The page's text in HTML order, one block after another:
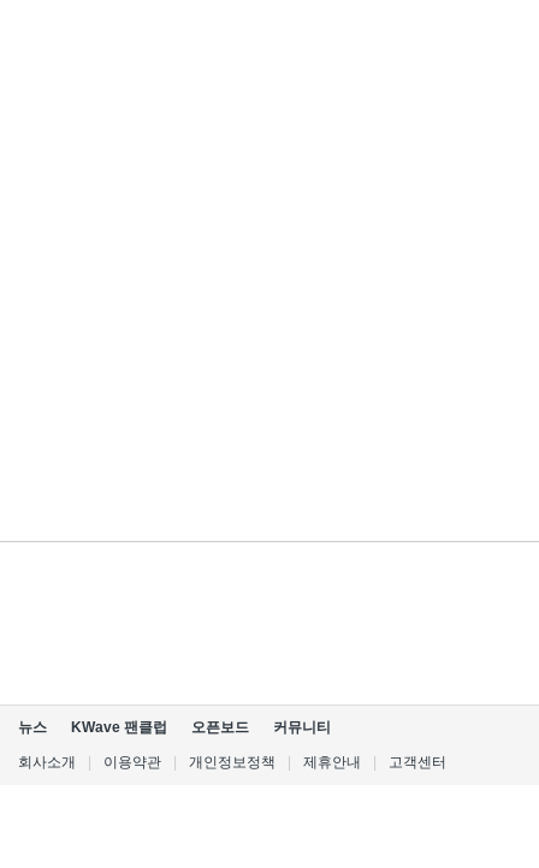
뉴스 KWave 팬클럽 오픈보드 커뮤니티
회사소개 이용약관 개인정보정책 제휴안내 고객센터